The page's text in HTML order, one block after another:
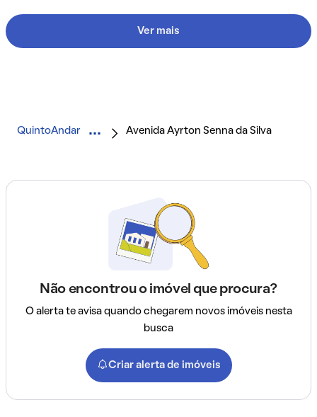
Ver mais
QuintoAndar Avenida Ayrton Senna da Silva
Não encontrou o imóvel que procura?
O alerta te avisa quando chegarem novos imóveis nesta
busca
Criar alerta de imóveis